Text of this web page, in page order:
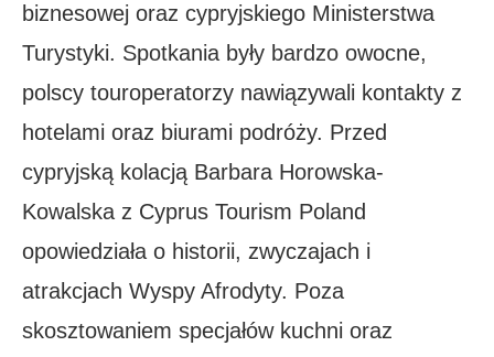
biznesowej oraz cypryjskiego Ministerstwa
Turystyki. Spotkania były bardzo owocne,
polscy touroperatorzy nawiązywali kontakty z
hotelami oraz biurami podróży. Przed
cypryjską kolacją Barbara Horowska-
Kowalska z Cyprus Tourism Poland
opowiedziała o historii, zwyczajach i
atrakcjach Wyspy Afrodyty. Poza
skosztowaniem specjałów kuchni oraz